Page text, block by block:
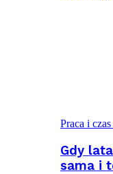
Praca i
Gdy
sama i